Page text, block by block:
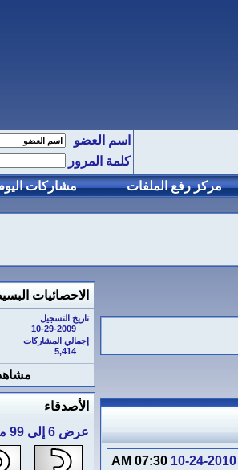
اسم العضو
كلمة المرور
مركز رفع الملفات
مشاركات
10-24-2010
07:30 AM
الاحصائيات
تاريخ التسجيل
10-29-2009
إجمالي المشاركات
5,414
الأصدقاء
عرض 6 إلى 99 من الأصدقاء